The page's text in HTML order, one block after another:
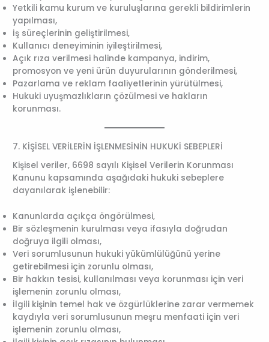
Yetkili kamu kurum ve kuruluşlarına gerekli bildirimlerin
yapılması,
İş süreçlerinin geliştirilmesi,
Kullanıcı deneyiminin iyileştirilmesi,
Açık rıza verilmesi halinde kampanya, indirim,
promosyon ve yeni ürün duyurularının gönderilmesi,
Pazarlama ve reklam faaliyetlerinin yürütülmesi,
Hukuki uyuşmazlıkların çözülmesi ve hakların
korunması.
7. KİŞİSEL VERİLERİN İŞLENMESİNİN HUKUKİ SEBEPLERİ
Kişisel veriler, 6698 sayılı Kişisel Verilerin Korunması
Kanunu kapsamında aşağıdaki hukuki sebeplere
dayanılarak işlenebilir:
Kanunlarda açıkça öngörülmesi,
Bir sözleşmenin kurulması veya ifasıyla doğrudan
doğruya ilgili olması,
Veri sorumlusunun hukuki yükümlülüğünü yerine
getirebilmesi için zorunlu olması,
Bir hakkın tesisi, kullanılması veya korunması için veri
işlemenin zorunlu olması,
İlgili kişinin temel hak ve özgürlüklerine zarar vermemek
kaydıyla veri sorumlusunun meşru menfaati için veri
işlemenin zorunlu olması,